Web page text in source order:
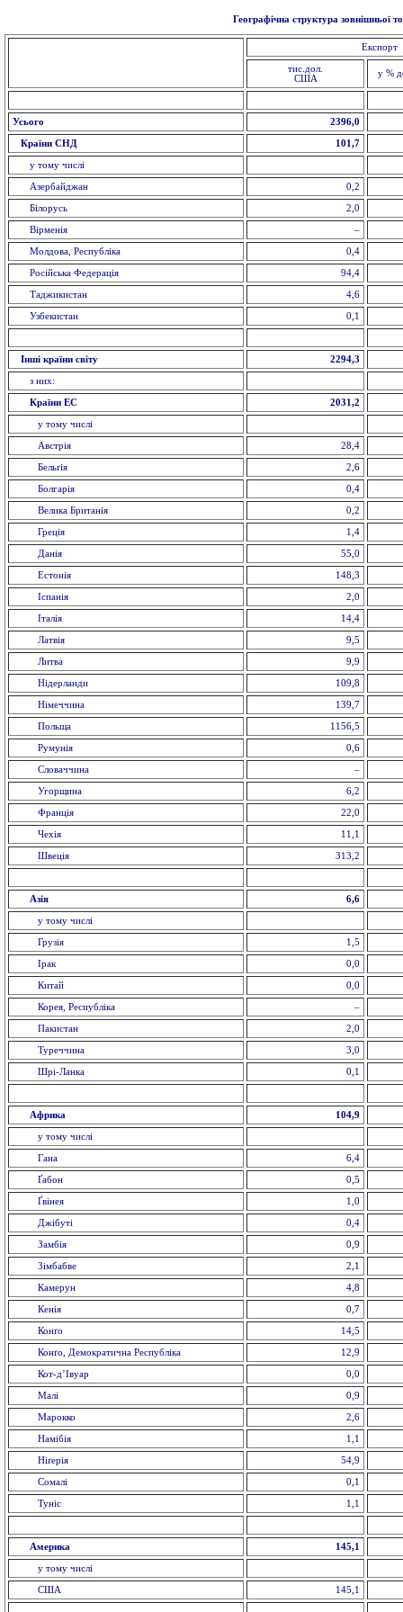
Географічна структура зовнішньої
Експорт
тис.дол.
США
у %
Усього 2396,0
Країни СНД 101,7
у тому числі
Азербайджан 0,2
Білорусь 2,0
Вірменія –
Молдова, Республіка 0,4
Російська Федерація 94,4
Таджикистан 4,6
Узбекистан 0,1
Інші країни світу 2294,3
з них:
Країни ЕС 2031,2
у тому числі
Австрія 28,4
Бельґія 2,6
Болгарія 0,4
Велика Британія 0,2
Греція 1,4
Данія 55,0
Естонія 148,3
Іспанія 2,0
Італія 14,4
Латвія 9,5
Литва 9,9
Нідерланди 109,8
Німеччина 139,7
Польща 1156,5
Румунія 0,6
Словаччина –
Угорщина 6,2
Франція 22,0
Чехія 11,1
Швеція 313,2
Азія 6,6
у тому числі
Грузія 1,5
Ірак 0,0
Китай 0,0
Корея, Республіка –
Пакистан 2,0
Туреччина 3,0
Шрі-Ланка 0,1
Африка 104,9
у тому числі
Гана 6,4
Ґабон 0,5
Ґвінея 1,0
Джібуті 0,4
Замбія 0,9
Зімбабве 2,1
Камерун 4,8
Кенія 0,7
Конґо 14,5
Конґо, Демократична Республіка 12,9
Кот-д’Івуар 0,0
Малі 0,9
Марокко 2,6
Намібія 1,1
Ніґерія 54,9
Сомалі 0,1
Туніс 1,1
Америка 145,1
у тому числі
США 145,1